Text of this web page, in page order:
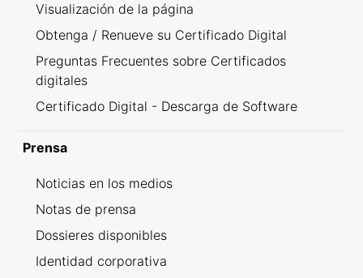
Visualización de la página
Obtenga / Renueve su Certificado Digital
Preguntas Frecuentes sobre Certificados
digitales
Certificado Digital - Descarga de Software
Prensa
Noticias en los medios
Notas de prensa
Dossieres disponibles
Identidad corporativa